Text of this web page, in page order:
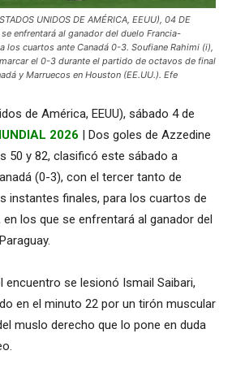
UNIDOS DE AMÉRICA, EEUU), 04 DE
enfrentará al ganador del duelo Francia-
los cuartos ante Canadá 0-3. Soufiane Rahimi (i),
el 0-3 durante el partido de octavos de final
y Marruecos en Houston (EE.UU.). Efe
de América, EEUU), sábado 4 de
2026 | Dos goles de Azzedine
50 y 82, clasificó este sábado a
(0-3), con el tercer tanto de
instantes finales, para los cuartos de
en los que se enfrentará al ganador del
encuentro se lesionó Ismail Saibari,
en el minuto 22 por un tirón muscular
muslo derecho que lo pone en duda